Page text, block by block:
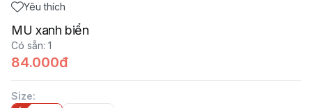
Yêu thích
MU xanh biển
Có sẵn: 1
84.000đ
Size: